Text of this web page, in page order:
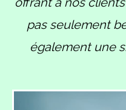
pas seulement
également une